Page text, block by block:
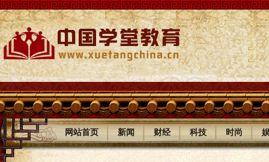
网站首页 | 新闻 | 财经 | 科技 | 时尚 |